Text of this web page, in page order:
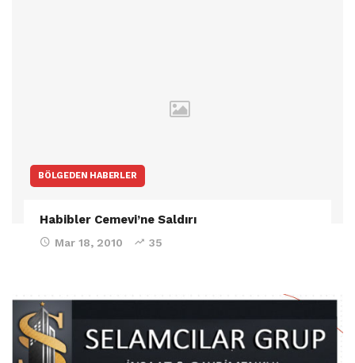
BÖLGEDEN HABERLER
Habibler Cemevi’ne Saldırı
Mar 18, 2010 35